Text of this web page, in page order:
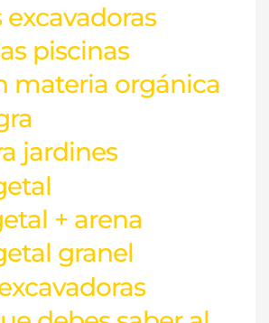
piscinas
materia orgánica
jardines
+ arena
granel